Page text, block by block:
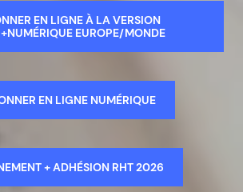
EN LIGNE À LA VERSION
EUROPE/MONDE
EN LIGNE NUMÉRIQUE
+ ADHÉSION RHT 2026